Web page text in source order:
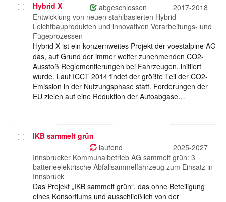
Projekt
auswählen
Hybrid X abgeschlossen
2017-2018
Entwicklung von neuen stahlbasierten Hybrid-
Leichtbauprodukten und innovativen Verarbeitungs- und
Fügeprozessen
Hybrid X ist ein konzernweites Projekt der voestalpine AG
das, auf Grund der immer weiter zunehmenden CO2-
Ausstoß Reglementierungen bei Fahrzeugen, initiiert
wurde. Laut ICCT 2014 findet der größte Teil der CO2-
Emission in der Nutzungsphase statt. Forderungen der
EU zielen auf eine Reduktion der Autoabgase…
ProjektIKB sammelt grün
laufend
2025-2027
Innsbrucker Kommunalbetrieb AG sammelt grün: 3
batterieelektrische Abfallsammelfahrzeug zum Einsatz in
Innsbruck
Das Projekt „IKB sammelt grün“, das ohne Beteiligung
eines Konsortiums und ausschließlich von der